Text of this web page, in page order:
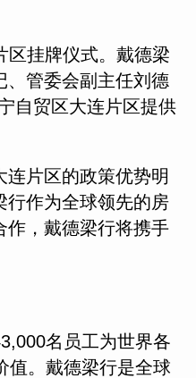
挂牌仪式。戴德梁
、管委会副主任刘德
自贸区大连片区提供
片区的政策优势明
行作为全球领先的房
作，戴德梁行将携手
名员工为世界各
值。戴德梁行是全球